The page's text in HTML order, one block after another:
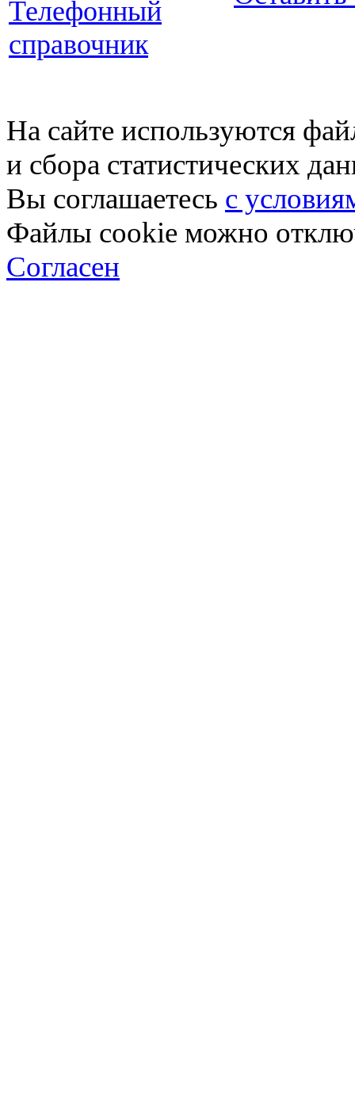
Телефонный
справочник
На сайте используются
и сбора статистических
Вы соглашаетесь с
Файлы cookie можно
Согласен